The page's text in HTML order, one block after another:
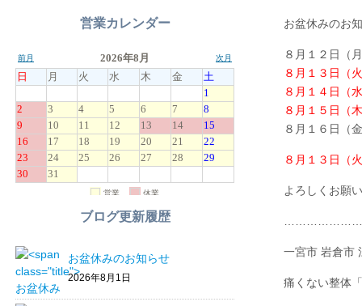
お盆休みのお
８月１２日（
８月１３日（
８月１４日（
８月１５日（
８月１６日（
８月１３日（
よろしくお願
一宮市 岩倉市
痛くない整体
営業カレンダー
ブログ更新履歴
お盆休みのお知らせ
2026年8月1日